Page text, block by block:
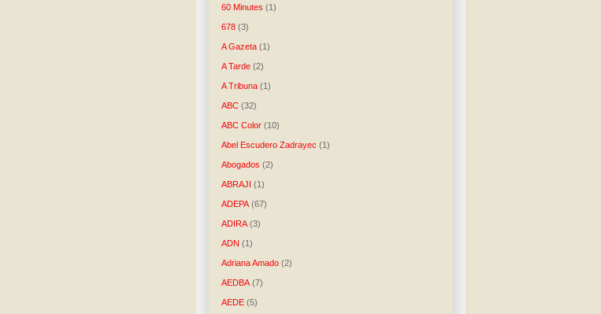
60 Minutes (1)
678 (3)
A Gazeta (1)
A Tarde (2)
A Tribuna (1)
ABC (32)
ABC Color (10)
Abel Escudero Zadrayec (1)
Abogados (2)
ABRAJI (1)
ADEPA (67)
ADIRA (3)
ADN (1)
Adriana Amado (2)
AEDBA (7)
AEDE (5)